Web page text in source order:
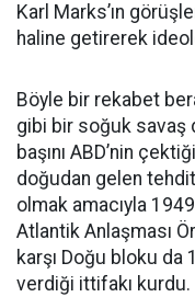
Karl Marks’ın
haline getirerek
Böyle bir rekabet
gibi bir soğuk savaş
başını ABD’nin
doğudan gelen
olmak amacıyla
Atlantik Anlaşması
karşı Doğu bloku da
verdiği ittifakı kurdu.